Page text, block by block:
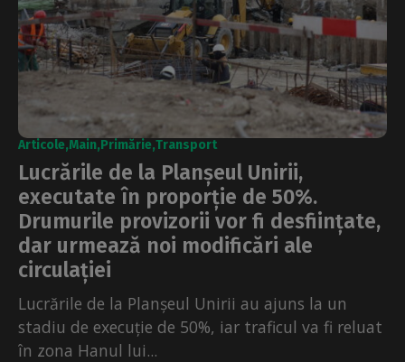
Articole Main Primărie Transport
Lucrările de la Planșeul Unirii,
executate în proporție de 50%.
Drumurile provizorii vor fi desființate,
dar urmează noi modificări ale
circulației
Lucrările de la Planșeul Unirii au ajuns la un
stadiu de execuție de 50%, iar traficul va fi reluat
în zona Hanul lui...